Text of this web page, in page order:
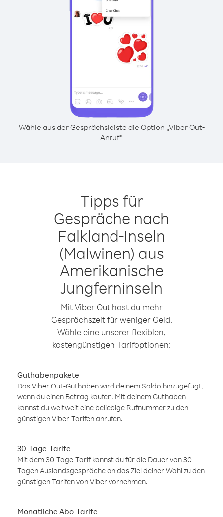
Wähle aus der Gesprächsleiste die Option „Viber Out-
Anruf“
Tipps für
Gespräche nach
Falkland-Inseln
(Malwinen) aus
Amerikanische
Jungferninseln
Mit Viber Out hast du mehr
Gesprächszeit für weniger Geld.
Wähle eine unserer flexiblen,
kostengünstigen Tarifoptionen:
Guthabenpakete
Das Viber Out-Guthaben wird deinem Saldo hinzugefügt,
wenn du einen Betrag kaufen. Mit deinem Guthaben
kannst du weltweit eine beliebige Rufnummer zu den
günstigen Viber-Tarifen anrufen.
30-Tage-Tarife
Mit dem 30-Tage-Tarif kannst du für die Dauer von 30
Tagen Auslandsgespräche an das Ziel deiner Wahl zu den
günstigen Tarifen von Viber vornehmen.
Monatliche Abo-Tarife